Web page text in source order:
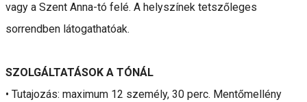
vagy a Szent Anna-tó felé. A helyszínek tetszőleges
sorrendben látogathatóak.
SZOLGÁLTATÁSOK A TÓNÁL
• Tutajozás: maximum 12 személy, 30 perc. Mentőmellény